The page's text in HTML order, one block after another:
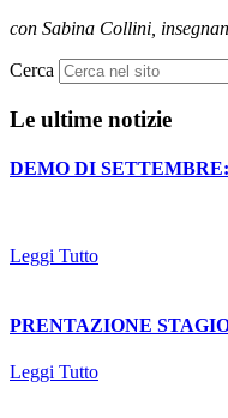
con Sabina Collini,
Cerca
Le ultime notizie
DEMO DI
Leggi Tutto
PRENTAZIONE
Leggi Tutto